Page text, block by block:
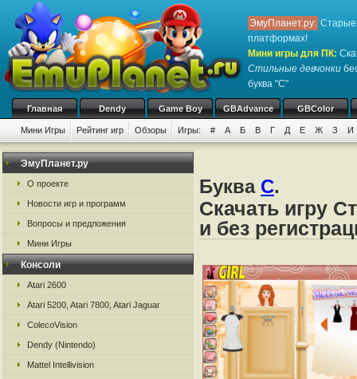
ЭмуПланет.ру: Старые
платформах!
Мини игры для ПК:
Стильные девчонки
буква "С"
Главная Dendy Game Boy GBAdvance GBColor
Мини Игры Рейтинг игр Обзоры Игры: # А Б В Г Д Е Ж З И
ЭмуПланет.ру
О проекте
Новости игр и программ
Вопросы и предложения
Мини Игры
Консоли
Atari 2600
Atari 5200, Atari 7800, Atari Jaguar
ColecoVision
Dendy (Nintendo)
Mattel Intellivision
Буква С.
Скачать игру
и без